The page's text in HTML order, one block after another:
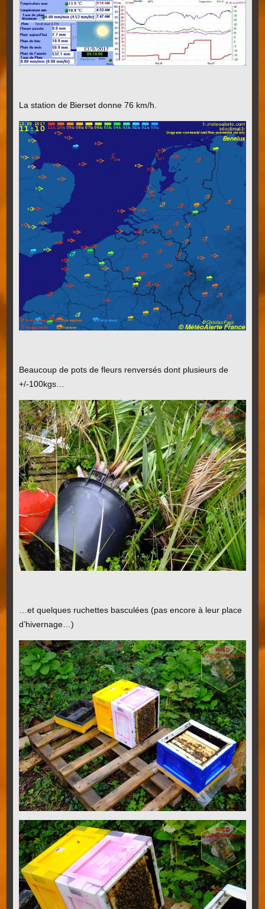
La station de Bierset donne 76 km/h.
Beaucoup de pots de fleurs renversés dont plusieurs de
+/-100kgs…
…et quelques ruchettes basculées (pas encore à leur place
d’hivernage…)